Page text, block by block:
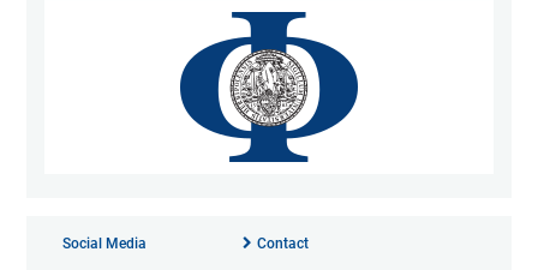
Social Media Contact